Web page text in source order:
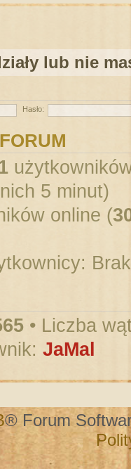
lub nie
Hasło:
5 minut)
online (
• Liczba
JaMal
® Forum